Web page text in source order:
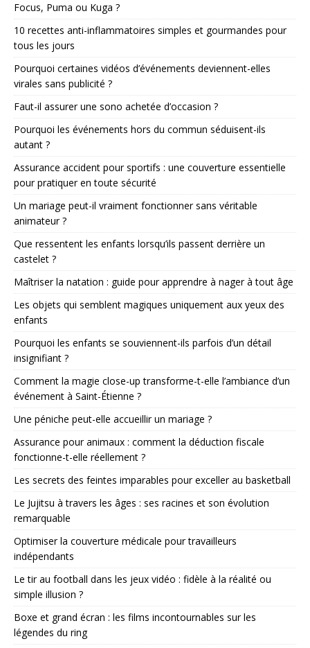
Focus, Puma ou Kuga ?
10 recettes anti-inflammatoires simples et gourmandes pour
tous les jours
Pourquoi certaines vidéos d’événements deviennent-elles
virales sans publicité ?
Faut-il assurer une sono achetée d’occasion ?
Pourquoi les événements hors du commun séduisent-ils
autant ?
Assurance accident pour sportifs : une couverture essentielle
pour pratiquer en toute sécurité
Un mariage peut-il vraiment fonctionner sans véritable
animateur ?
Que ressentent les enfants lorsqu’ils passent derrière un
castelet ?
Maîtriser la natation : guide pour apprendre à nager à tout âge
Les objets qui semblent magiques uniquement aux yeux des
enfants
Pourquoi les enfants se souviennent-ils parfois d’un détail
insignifiant ?
Comment la magie close-up transforme-t-elle l’ambiance d’un
événement à Saint-Étienne ?
Une péniche peut-elle accueillir un mariage ?
Assurance pour animaux : comment la déduction fiscale
fonctionne-t-elle réellement ?
Les secrets des feintes imparables pour exceller au basketball
Le Jujitsu à travers les âges : ses racines et son évolution
remarquable
Optimiser la couverture médicale pour travailleurs
indépendants
Le tir au football dans les jeux vidéo : fidèle à la réalité ou
simple illusion ?
Boxe et grand écran : les films incontournables sur les
légendes du ring